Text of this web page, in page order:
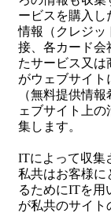
ービスを購入し
情報（クレジッ
接、各カード会
たサービス又は
がウェブサイト
（無料提供情
ェブサイト上
集します。
ITによって収集
私共はお客様に
るためにITを用
が私共のサイト